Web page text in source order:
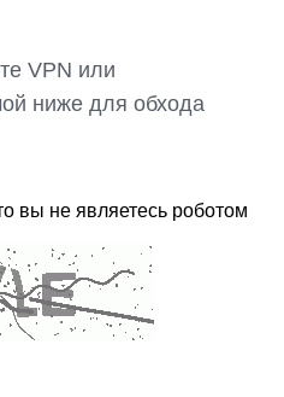
VPN или
ниже для обхода
вы не являетесь роботом